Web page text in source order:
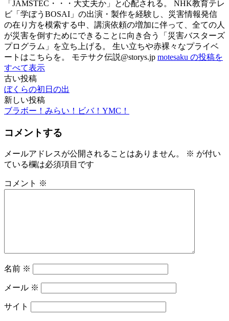
「JAMSTEC・・・大丈夫か」と心配される。 NHK教育テレ
ビ「学ぼうBOSAI」の出演・製作を経験し、災害情報発信
の在り方を模索する中、講演依頼の増加に伴って、全ての人
が災害を倒すためにできることに向き合う「災害バスターズ
プログラム」を立ち上げる。 生い立ちや赤裸々なプライベ
ートはこちらを。 モテサク伝説@storys.jp motesaku の投稿を
すべて表示
投
稿
ナ
ビ
ー
シ
古い投稿
ぼくらの初日の出
新しい投稿
ブラボー！みらい！ビバ！YMC！
コメントする
メールアドレスが公開されることはありません。 ※ が付い
ている欄は必須項目です
コメント ※
名前 ※
メール ※
サイト